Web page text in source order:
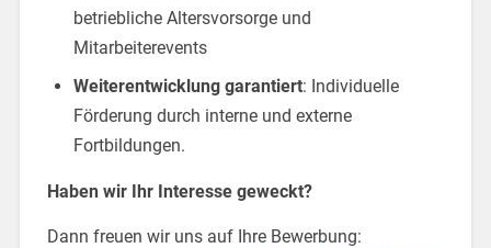
betriebliche Altersvorsorge und
Mitarbeiterevents
Weiterentwicklung garantiert: Individuelle
Förderung durch interne und externe
Fortbildungen.
Haben wir Ihr Interesse geweckt?
Dann freuen wir uns auf Ihre Bewerbung: